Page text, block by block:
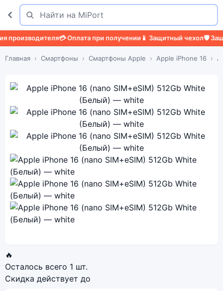
Поиск
Найти
💳 Оплата при получении📱 Защитный чехол🛡️ Защитное
Главная Смартфоны Смартфоны Apple Apple iPhone 16
🔥
Осталось всего 1 шт.
Скидка действует до